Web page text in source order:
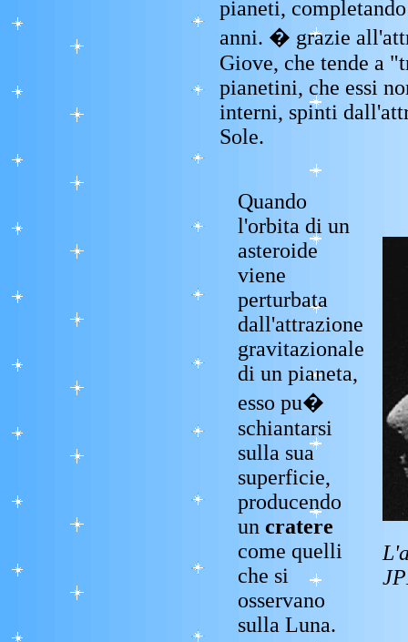
pianeti,
anni. � grazie
Giove, che tende a
pianetini, che essi
interni, spinti
Sole.
Quando
l'orbita di un
asteroide
viene
perturbata
dall'attrazione
gravitazionale
di un pianeta,
esso pu�
schiantarsi
sulla sua
superficie,
producendo
un cratere
come quelli
che si
osservano
sulla Luna.